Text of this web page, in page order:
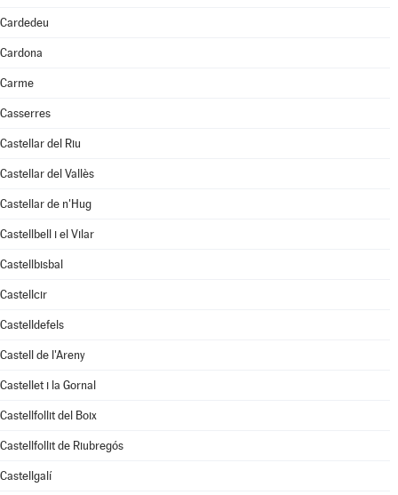
Cardedeu
Cardona
Carme
Casserres
Castellar del Riu
Castellar del Vallès
Castellar de n'Hug
Castellbell i el Vilar
Castellbisbal
Castellcir
Castelldefels
Castell de l'Areny
Castellet i la Gornal
Castellfollit del Boix
Castellfollit de Riubregós
Castellgalí